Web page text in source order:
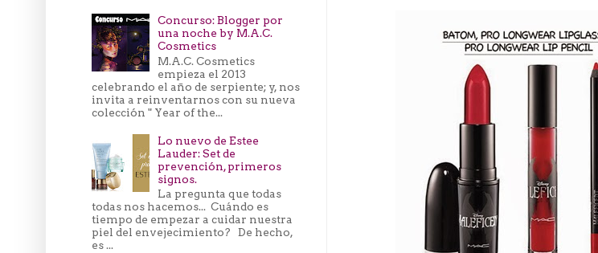
Concurso: Blogger por
una noche by M.A.C.
Cosmetics
M.A.C. Cosmetics
empieza el 2013
celebrando el año de serpiente; y, nos
invita a reinventarnos con su nueva
colección " Year of the...
Lo nuevo de Estee
Lauder: Set de
prevención, primeros
signos.
La pregunta que todas
todas nos hacemos... Cuándo es
tiempo de empezar a cuidar nuestra
piel del envejecimiento? De hecho,
es ...